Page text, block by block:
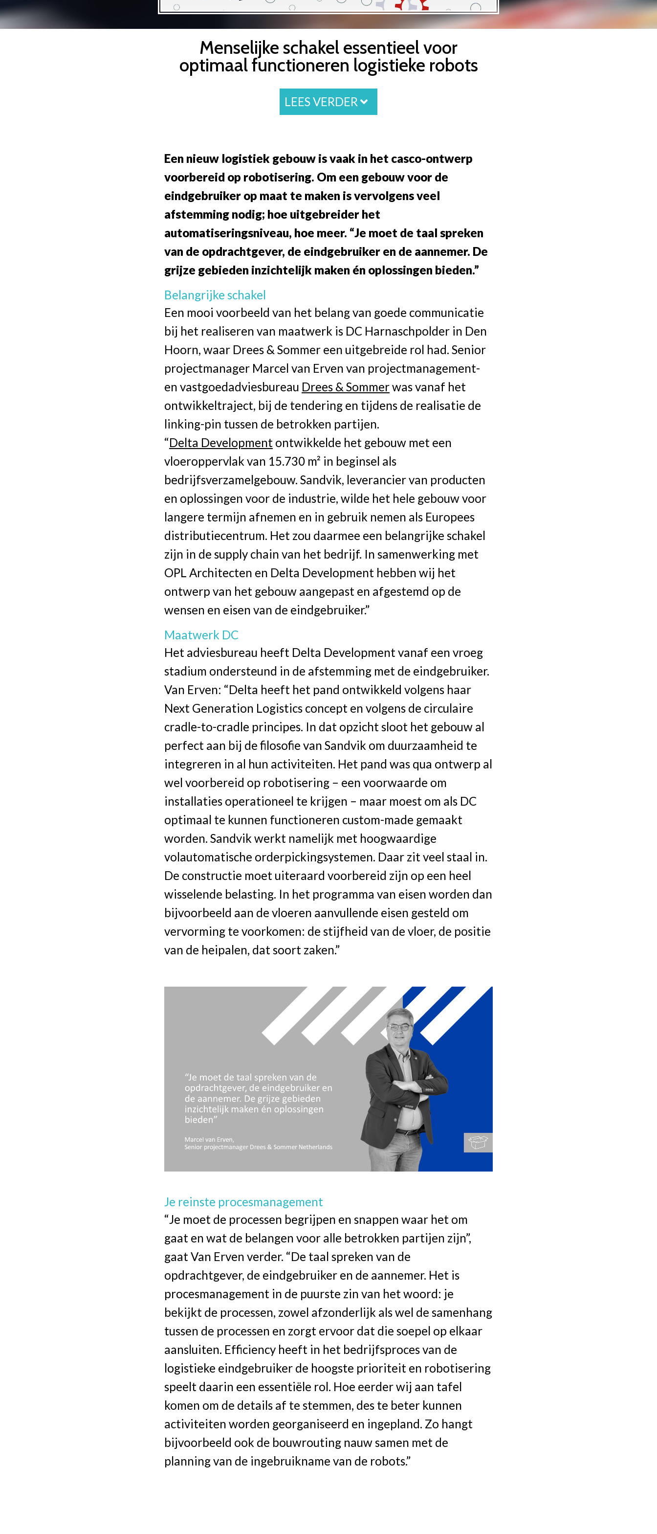
Menselijke schakel essentieel voor
optimaal functioneren logistieke robots
LEES VERDER
Een nieuw logistiek gebouw is vaak in het casco-ontwerp
voorbereid op robotisering. Om een gebouw voor de
eindgebruiker op maat te maken is vervolgens veel
afstemming nodig; hoe uitgebreider het
automatiseringsniveau, hoe meer. “Je moet de taal spreken
van de opdrachtgever, de eindgebruiker en de aannemer. De
grijze gebieden inzichtelijk maken én oplossingen bieden.”
Belangrijke schakel
Een mooi voorbeeld van het belang van goede communicatie
bij het realiseren van maatwerk is DC Harnaschpolder in Den
Hoorn, waar Drees & Sommer een uitgebreide rol had. Senior
projectmanager Marcel van Erven van projectmanagement-
en vastgoedadviesbureau Drees & Sommerwas vanaf het
ontwikkeltraject, bij de tendering en tijdens de realisatie de
linking-pin tussen de betrokken partijen.
“Delta Development ontwikkelde het gebouw met een
vloeroppervlak van 15.730 m² in beginsel als
bedrijfsverzamelgebouw. Sandvik, leverancier van producten
en oplossingen voor de industrie, wilde het hele gebouw voor
langere termijn afnemen en in gebruik nemen als Europees
distributiecentrum. Het zou daarmee een belangrijke schakel
zijn in de supply chain van het bedrijf. In samenwerking met
OPL Architecten en Delta Development hebben wij het
ontwerp van het gebouw aangepast en afgestemd op de
wensen en eisen van de eindgebruiker.”
Maatwerk DC
Het adviesbureau heeft Delta Development vanaf een vroeg
stadium ondersteund in de afstemming met de eindgebruiker.
Van Erven: “Delta heeft het pand ontwikkeld volgens haar
Next Generation Logistics concept en volgens de circulaire
cradle-to-cradle principes. In dat opzicht sloot het gebouw al
perfect aan bij de filosofie van Sandvik om duurzaamheid te
integreren in al hun activiteiten. Het pand was qua ontwerp al
wel voorbereid op robotisering – een voorwaarde om
installaties operationeel te krijgen – maar moest om als DC
optimaal te kunnen functioneren custom-made gemaakt
worden. Sandvik werkt namelijk met hoogwaardige
volautomatische orderpickingsystemen. Daar zit veel staal in.
De constructie moet uiteraard voorbereid zijn op een heel
wisselende belasting. In het programma van eisen worden dan
bijvoorbeeld aan de vloeren aanvullende eisen gesteld om
vervorming te voorkomen: de stijfheid van de vloer, de positie
van de heipalen, dat soort zaken.”
Je reinste procesmanagement
“Je moet de processen begrijpen en snappen waar het om
gaat en wat de belangen voor alle betrokken partijen zijn”,
gaat Van Erven verder. “De taal spreken van de
opdrachtgever, de eindgebruiker en de aannemer. Het is
procesmanagement in de puurste zin van het woord: je
bekijkt de processen, zowel afzonderlijk als wel de samenhang
tussen de processen en zorgt ervoor dat die soepel op elkaar
aansluiten. Efficiency heeft in het bedrijfsproces van de
logistieke eindgebruiker de hoogste prioriteit en robotisering
speelt daarin een essentiële rol. Hoe eerder wij aan tafel
komen om de details af te stemmen, des te beter kunnen
activiteiten worden georganiseerd en ingepland. Zo hangt
bijvoorbeeld ook de bouwrouting nauw samen met de
planning van de ingebruikname van de robots.”